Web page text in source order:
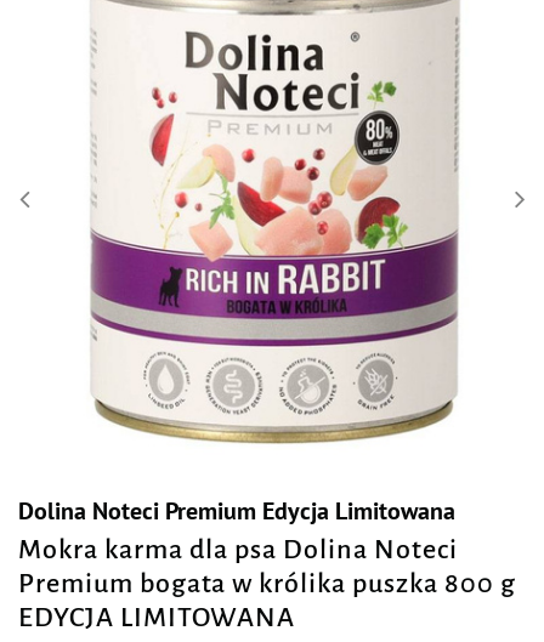
Dolina Noteci Premium Edycja Limitowana
Mokra karma dla psa Dolina Noteci
Premium bogata w królika puszka 800 g
EDYCJA LIMITOWANA